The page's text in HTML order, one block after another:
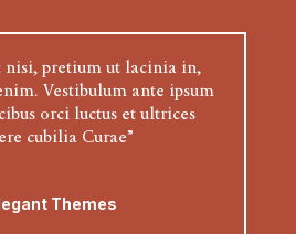
nisi, pretium ut lacinia in,
Vestibulum ante ipsum
orci luctus et ultrices
cubilia Curae”
Themes